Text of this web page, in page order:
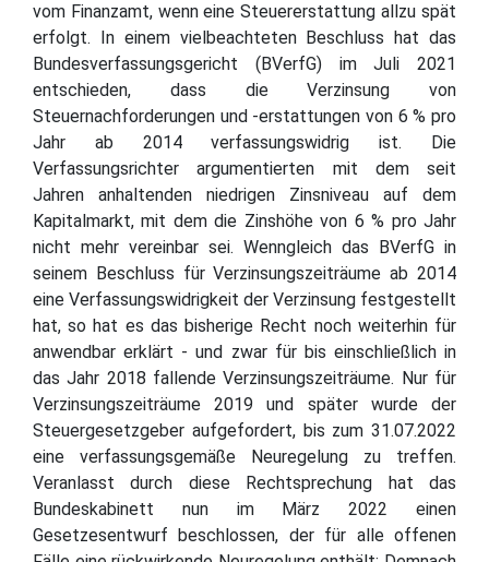
vom Finanzamt, wenn eine Steuererstattung allzu spät
erfolgt. In einem vielbeachteten Beschluss hat das
Bundesverfassungsgericht (BVerfG) im Juli 2021
entschieden, dass die Verzinsung von
Steuernachforderungen und -erstattungen von 6 % pro
Jahr ab 2014 verfassungswidrig ist. Die
Verfassungsrichter argumentierten mit dem seit
Jahren anhaltenden niedrigen Zinsniveau auf dem
Kapitalmarkt, mit dem die Zinshöhe von 6 % pro Jahr
nicht mehr vereinbar sei. Wenngleich das BVerfG in
seinem Beschluss für Verzinsungszeiträume ab 2014
eine Verfassungswidrigkeit der Verzinsung festgestellt
hat, so hat es das bisherige Recht noch weiterhin für
anwendbar erklärt - und zwar für bis einschließlich in
das Jahr 2018 fallende Verzinsungszeiträume. Nur für
Verzinsungszeiträume 2019 und später wurde der
Steuergesetzgeber aufgefordert, bis zum 31.07.2022
eine verfassungsgemäße Neuregelung zu treffen.
Veranlasst durch diese Rechtsprechung hat das
Bundeskabinett nun im März 2022 einen
Gesetzesentwurf beschlossen, der für alle offenen